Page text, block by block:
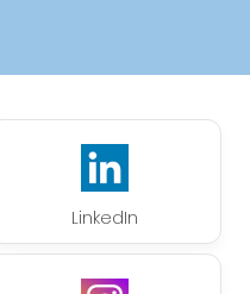
LinkedIn